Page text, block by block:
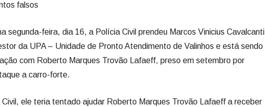
falsos
segunda-feira, dia 16, a Polícia Civil prendeu Marcos Vinicius Cavalcanti
da UPA – Unidade de Pronto Atendimento de Valinhos e está sendo
com Roberto Marques Trovão Lafaeff, preso em setembro por
a carro-forte.
ele teria tentado ajudar Roberto Marques Trovão Lafaeff a receber